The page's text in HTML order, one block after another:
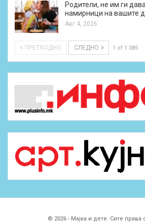
Родители, не им ги
намирници на вашите
Авг 4, 2026
ПРЕТХОДНО СЛЕДНО 1 of 1.085
© 2026 - Мајка и дете. Сите права